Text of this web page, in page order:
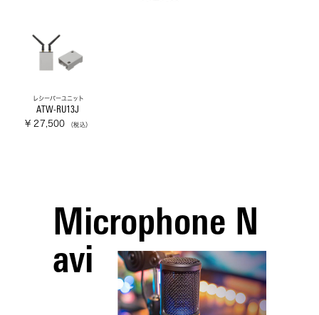
レシーバーユニット
ATW-RU13J
¥ 27,500 （税込）
Microphone N
avi